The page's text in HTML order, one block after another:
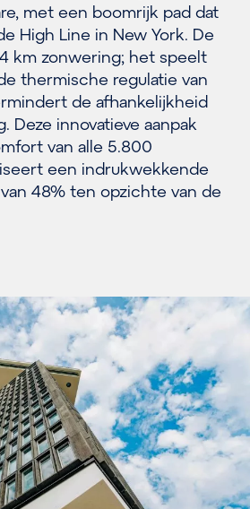
met een boomrijk pad dat
High Line in New York. De
km zonwering; het speelt
thermische regulatie van
de afhankelijkheid
Deze innovatieve aanpak
van alle 5.800
een indrukwekkende
48% ten opzichte van de